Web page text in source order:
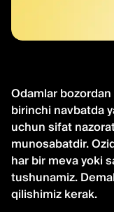
Odamlar
birinchi navbatda
uchun sifat
munosabatdir.
har bir meva yoki
tushunamiz.
qilishimiz kerak.